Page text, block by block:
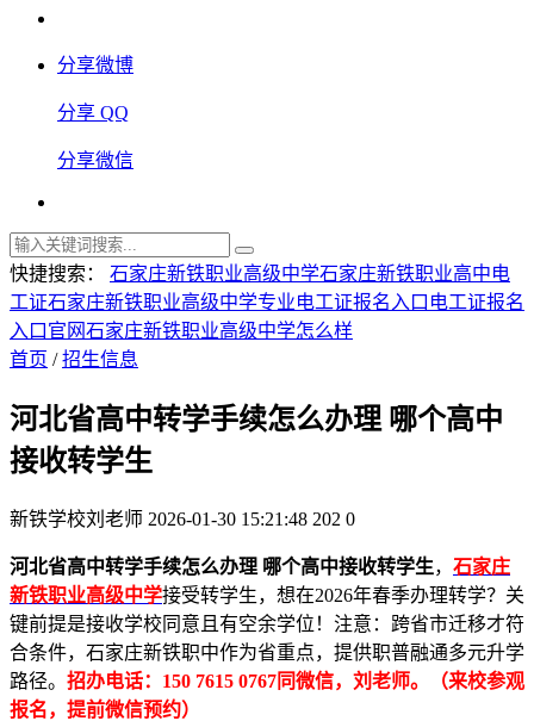
分享微博
分享 QQ
分享微信
快捷搜索： 石家庄新铁职业高级中学石家庄新铁职业高中电
工证石家庄新铁职业高级中学专业电工证报名入口 电工证报名
入口官网石家庄新铁职业高级中学怎么样
首页 /招生信息
河北省高中转学手续怎么办理 哪个高中
接收转学生
新铁学校刘老师 2026-01-30 15:21:48 202 0
河北省高中转学手续怎么办理 哪个高中接收转学生， 石家庄
新铁职业高级中学接受转学生，想在2026年春季办理转学？关
键前提是接收学校同意且有空余学位！注意：跨省市迁移才符
合条件，石家庄新铁职中作为省重点，提供职普融通多元升学
路径。 招办电话：150 7615 0767同微信，刘老师。（来校参观
报名，提前微信预约）